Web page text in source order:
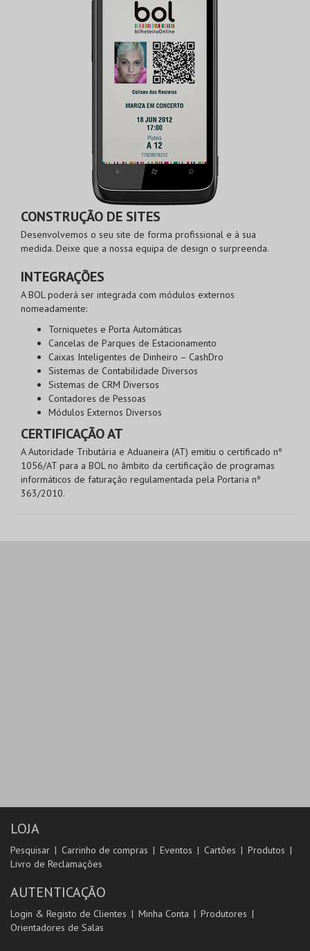
CONSTRUÇÃO DE SITES
Desenvolvemos o seu site de forma profissional e à sua
medida. Deixe que a nossa equipa de design o surpreenda.
INTEGRAÇÕES
A BOL poderá ser integrada com módulos externos
nomeadamente:
Torniquetes e Porta Automáticas
Cancelas de Parques de Estacionamento
Caixas Inteligentes de Dinheiro – CashDro
Sistemas de Contabilidade Diversos
Sistemas de CRM Diversos
Contadores de Pessoas
Módulos Externos Diversos
CERTIFICAÇÃO AT
A Autoridade Tributária e Aduaneira (AT) emitiu o certificado nº
1056/AT para a BOL no âmbito da certificação de programas
informáticos de faturação regulamentada pela Portaria nº
363/2010.
LOJA
Pesquisar Carrinho de compras Eventos Cartões
Produtos
Livro de Reclamações
AUTENTICAÇÃO
Login & Registo de Clientes Minha Conta
Produtores
Orientadores de Salas